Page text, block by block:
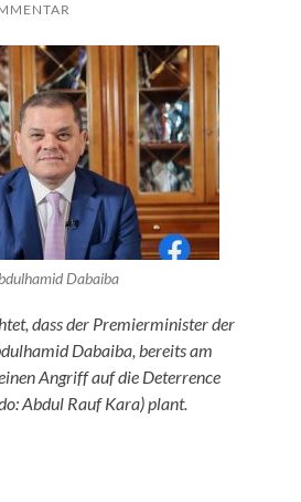
Dabaiba
dass der Premierminister der
Dabaiba, bereits am
Angriff auf die Deterrence
Abdul Rauf Kara) plant.